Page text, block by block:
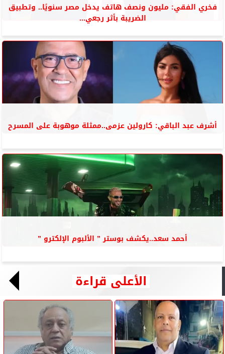
فخري الفقي: مليون ونصف هاتف يدخل مصر سنويًا.. وتطبيق
الضريبة بأثر رجعي...
أشرف عبد الباقي: كارولين عزمى..ممثلة موهوبة على المسرح
أحمد سعد..يكشف بوستر ” الألبوم الإلكترو ”
الأعلى قراءة